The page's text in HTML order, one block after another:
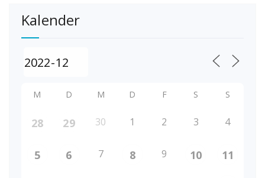
Kalender
M D M D F S S
28 29 30 1 2 3 4
5 6 7 8 9 10 11